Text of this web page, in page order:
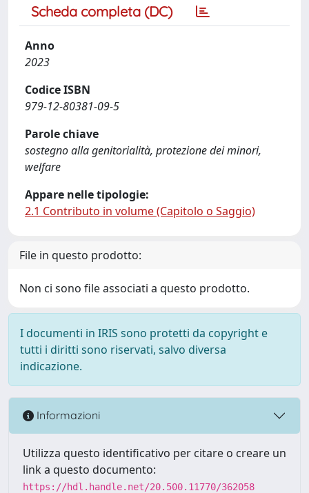
Scheda completa (DC)
Anno
2023
Codice ISBN
979-12-80381-09-5
Parole chiave
sostegno alla genitorialità, protezione dei minori,
welfare
Appare nelle tipologie:
2.1 Contributo in volume (Capitolo o Saggio)
File in questo prodotto:
Non ci sono file associati a questo prodotto.
I documenti in IRIS sono protetti da copyright e
tutti i diritti sono riservati, salvo diversa
indicazione.
Informazioni
Utilizza questo identificativo per citare o creare un
link a questo documento:
https://hdl.handle.net/20.500.11770/362058